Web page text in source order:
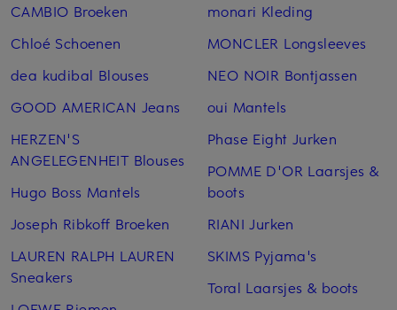
CAMBIO Broeken
Chloé Schoenen
dea kudibal Blouses
GOOD AMERICAN Jeans
HERZEN'S
ANGELEGENHEIT Blouses
Hugo Boss Mantels
Joseph Ribkoff Broeken
LAUREN RALPH LAUREN
Sneakers
monari Kleding
MONCLER Longsleeves
NEO NOIR Bontjassen
oui Mantels
Phase Eight Jurken
POMME D'OR Laarsjes &
boots
RIANI Jurken
SKIMS Pyjama's
Toral Laarsjes & boots